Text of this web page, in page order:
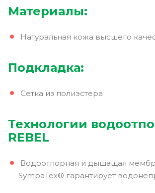
Материалы:
Натуральная кожа высшего
Подкладка:
Сетка из полиэстера
Технологии
REBEL
Водоотпорная и дышащая
SympaTex® гарантирует